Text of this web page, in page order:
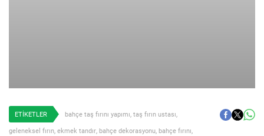
ETİKETLER bahçe taş fırını yapımı, taş fırın ustası,
geleneksel fırın, ekmek tandır, bahçe dekorasyonu, bahçe fırını,